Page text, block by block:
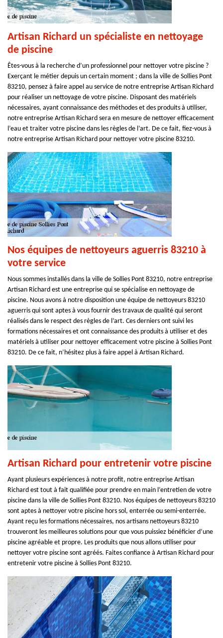
Artisan Richard un spécialiste en nettoyage
de piscine
Êtes-vous à la recherche d’un professionnel pour nettoyer votre piscine ?
Exerçant le métier depuis un certain moment ; dans la ville de Sollies Pont
83210, pensez à faire appel au service de notre entreprise Artisan Richard
pour réaliser un nettoyage de votre piscine. Disposant des matériels
nécessaires, ayant connaissance des méthodes et des produits à utiliser,
notre entreprise Artisan Richard sera en mesure de nettoyer efficacement
l’eau et traiter votre piscine dans les règles de l’art. De ce fait, fiez-vous à
notre entreprise Artisan Richard pour nettoyer votre piscine 83210.
Nos équipes de nettoyeurs aguerris 83210 à
votre service
Nous sommes installés dans la ville de Sollies Pont 83210, notre entreprise
Artisan Richard est une entreprise qui se spécialise en nettoyage de
piscine. Nous avons à notre disposition une équipe de nettoyeurs 83210
aguerris qui sont aptes à vous fournir des travaux de qualité qui seront
réalisés dans le respect des règles de l’art. Ces derniers ont suivi les
formations nécessaires et ont connaissance des produits à utiliser et des
matériels à utiliser pour nettoyer efficacement votre piscine à Sollies Pont
83210. De ce fait, n’hésitez plus à faire appel à Artisan Richard.
Artisan Richard pour entretenir votre piscine
Ayant plusieurs expériences à notre profit, notre entreprise Artisan
Richard est tout à fait qualifiée pour prendre en main l’entretien de votre
piscine dans la ville de Sollies Pont 83210. Nos équipes de nettoyeurs 83210
sont aptes à nettoyer votre piscine hors sol, enterrée ou semi-enterrée.
Ayant reçu les formations nécessaires, nos artisans nettoyeurs 83210
trouveront les meilleures solutions pour que vous puissiez bénéficier d’une
piscine agréable et propre. Les produits que nous allons utiliser pour
nettoyer votre piscine sont agréés. Faites confiance à Artisan Richard pour
entretenir votre piscine à Sollies Pont 83210.